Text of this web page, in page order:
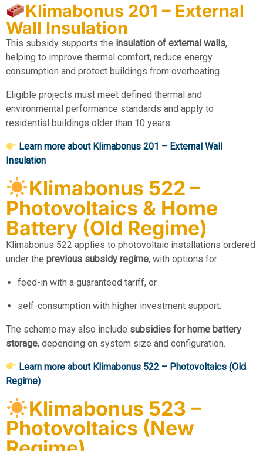
Klimabonus 201 – External
Wall Insulation
This subsidy supports the insulation of external walls,
helping to improve thermal comfort, reduce energy
consumption and protect buildings from overheating.
Eligible projects must meet defined thermal and
environmental performance standards and apply to
residential buildings older than 10 years.
Learn more about Klimabonus 201 – External Wall
Insulation
Klimabonus 522 –
Photovoltaics & Home
Battery (Old Regime)
Klimabonus 522 applies to photovoltaic installations ordered
under the previous subsidy regime, with options for:
feed-in with a guaranteed tariff, or
self-consumption with higher investment support.
The scheme may also include subsidies for home battery
storage, depending on system size and configuration.
Learn more about Klimabonus 522 – Photovoltaics (Old
Regime)
Klimabonus 523 –
Photovoltaics (New